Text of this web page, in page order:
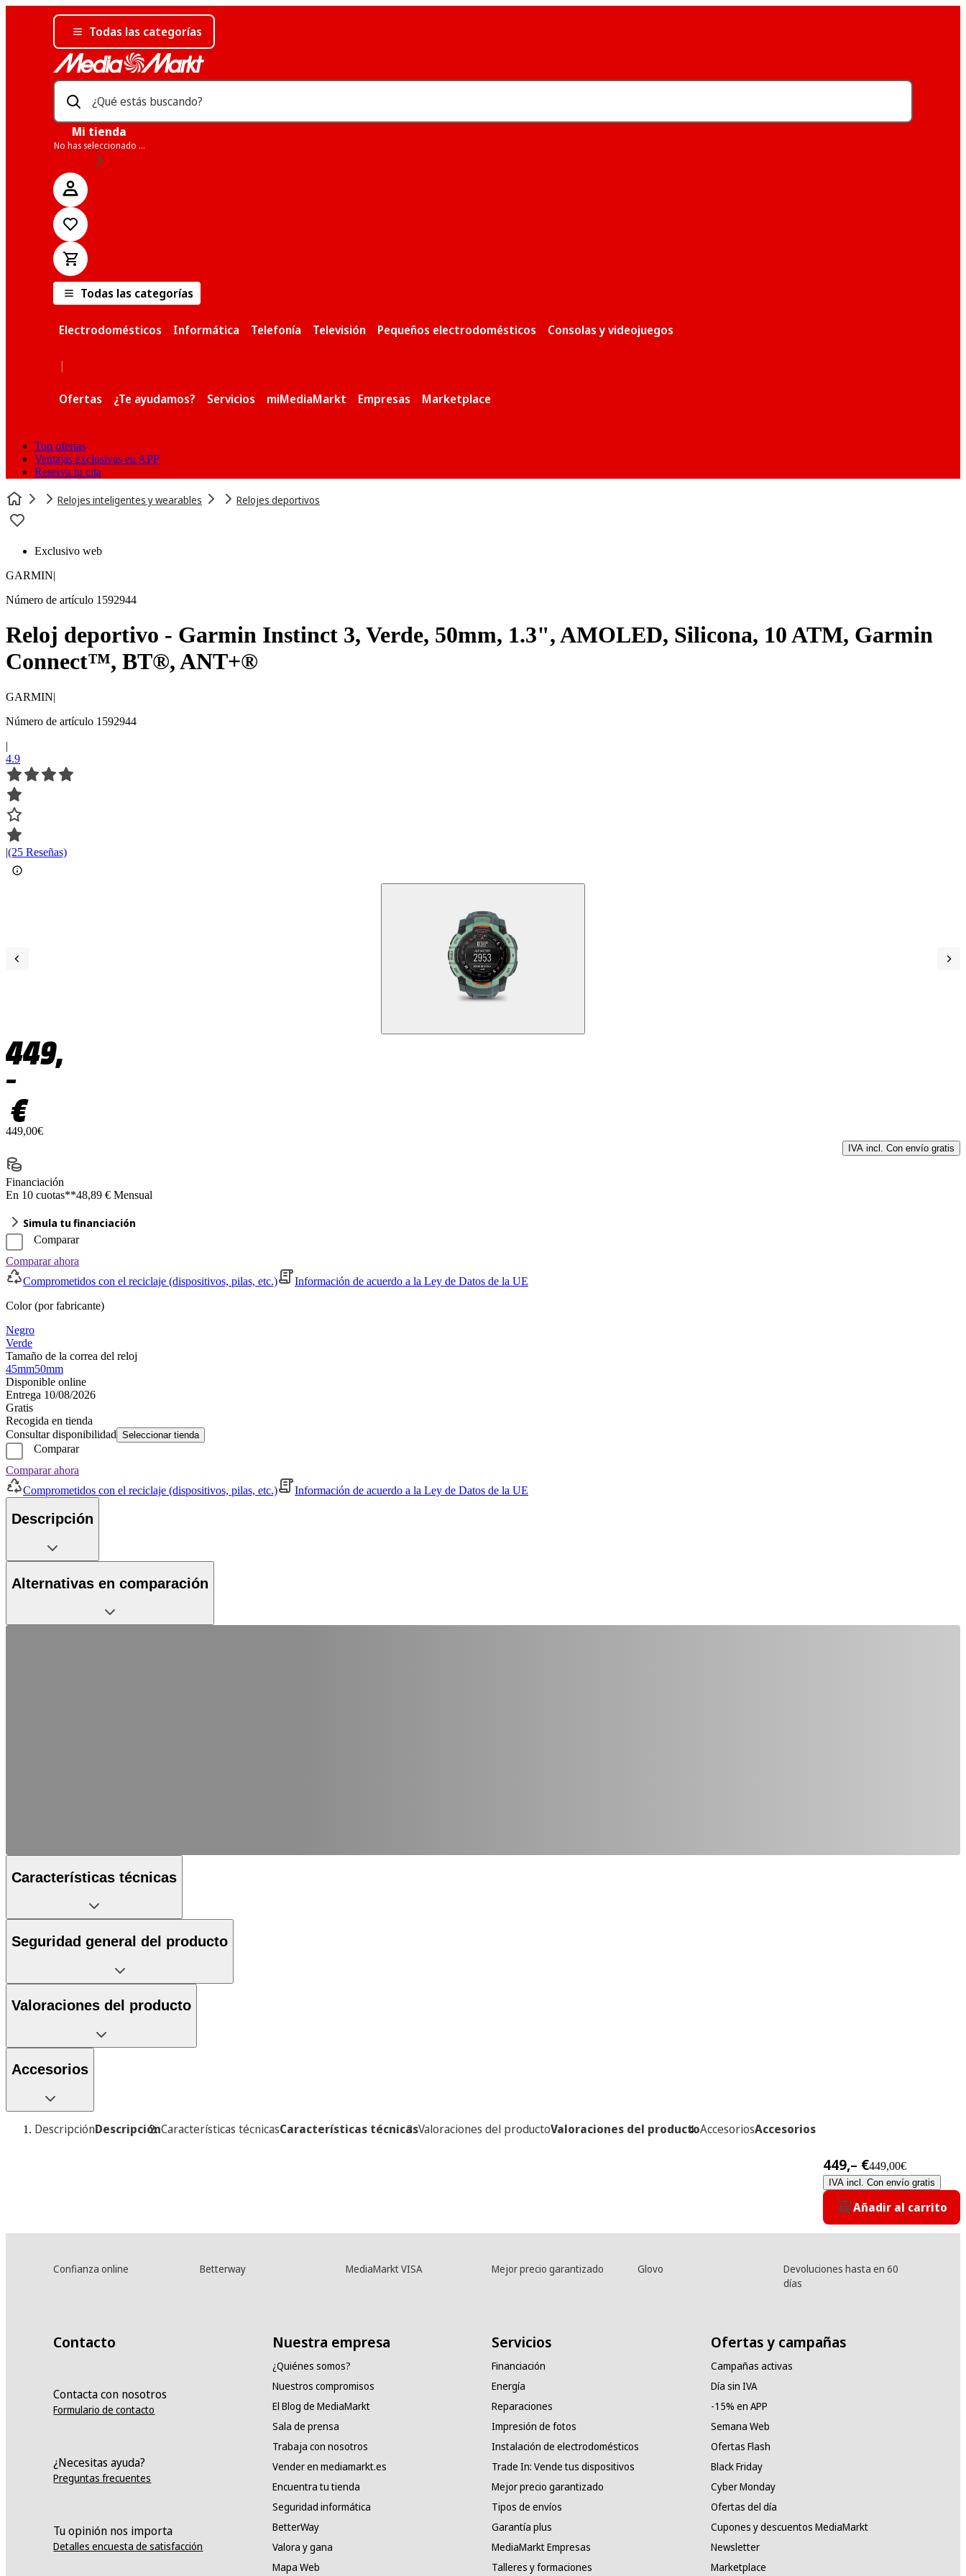
Todas las categorías
¿Qué estás buscando?
Mi tienda
No has seleccionado una tienda
Todas las categorías
Electrodomésticos Informática Telefonía Televisión Pequeños electrodomésticos Consolas y videojuegos
|
Ofertas ¿Te ayudamos? Servicios miMediaMarkt Empresas Marketplace
Top ofertas
Ventajas exclusivas en APP
Reserva tu cita
Relojes inteligentes y wearables Relojes deportivos
Exclusivo web
GARMIN|
Número de artículo 1592944
Reloj deportivo - Garmin Instinct 3, Verde, 50mm, 1.3", AMOLED, Silicona, 10 ATM, Garmin
Connect™, BT®, ANT+®
GARMIN|
Número de artículo 1592944
|
4.9
|(25 Reseñas)
449,
–
€
449,00€
IVA incl. Con envío gratis
Financiación
En 10 cuotas**48,89 € Mensual
Simula tu financiación
Comparar
Comparar ahora
Comprometidos con el reciclaje (dispositivos, pilas, etc.)
Información de acuerdo a la Ley de Datos de la UE
Color (por fabricante)
Negro
Verde
Tamaño de la correa del reloj
45mm50mm
Disponible online
Entrega 10/08/2026
Gratis
Recogida en tienda
Consultar disponibilidad Seleccionar tienda
Comparar
Comparar ahora
Comprometidos con el reciclaje (dispositivos, pilas, etc.)
Información de acuerdo a la Ley de Datos de la UE
Descripción
Alternativas en comparación
Características técnicas
Seguridad general del producto
Valoraciones del producto
Accesorios
DescripciónDescripciónCaracterísticas técnicasCaracterísticas técnicasValoraciones del productoValoraciones del productoAccesoriosAccesorios
449,– €449,00€
IVA incl. Con envío gratis
Añadir al carrito
Confianza online Betterway MediaMarkt VISA Mejor precio garantizado Glovo
Devoluciones hasta en 60
días
Contacto
Contacta con nosotros
Formulario de contacto
¿Necesitas ayuda?
Preguntas frecuentes
Tu opinión nos importa
Detalles encuesta de satisfacción
Nuestra empresa
¿Quiénes somos?
Nuestros compromisos
El Blog de MediaMarkt
Sala de prensa
Trabaja con nosotros
Vender en mediamarkt.es
Encuentra tu tienda
Seguridad informática
BetterWay
Valora y gana
Mapa Web
Servicios
Financiación
Energía
Reparaciones
Impresión de fotos
Instalación de electrodomésticos
Trade In: Vende tus dispositivos
Mejor precio garantizado
Tipos de envíos
Garantía plus
MediaMarkt Empresas
Talleres y formaciones
Ofertas y campañas
Campañas activas
Día sin IVA
-15% en APP
Semana Web
Ofertas Flash
Black Friday
Cyber Monday
Ofertas del día
Cupones y descuentos MediaMarkt
Newsletter
Marketplace